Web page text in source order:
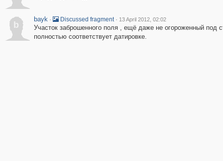
b
bayk · Discussed fragment · 13 April 2012, 02:02
Участок заброшенного поля , ещё даже не огороженный под
полностью соответствует датировке.